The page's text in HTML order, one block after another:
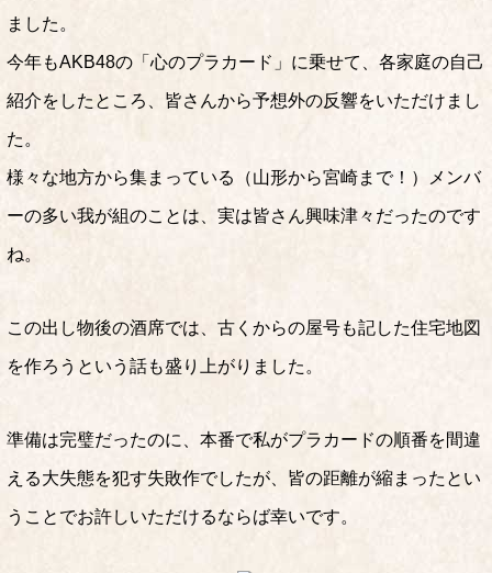
ました。
今年もAKB48の「心のプラカード」に乗せて、各家庭の自己
紹介をしたところ、皆さんから予想外の反響をいただけまし
た。
様々な地方から集まっている（山形から宮崎まで！）メンバ
ーの多い我が組のことは、実は皆さん興味津々だったのです
ね。
この出し物後の酒席では、古くからの屋号も記した住宅地図
を作ろうという話も盛り上がりました。
準備は完璧だったのに、本番で私がプラカードの順番を間違
える大失態を犯す失敗作でしたが、皆の距離が縮まったとい
うことでお許しいただけるならば幸いです。